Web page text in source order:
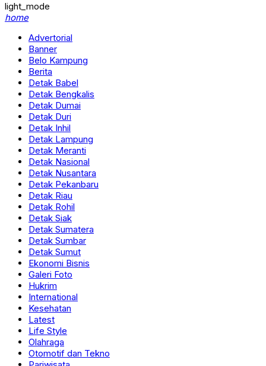
light_mode
home
Advertorial
Banner
Belo Kampung
Berita
Detak Babel
Detak Bengkalis
Detak Dumai
Detak Duri
Detak Inhil
Detak Lampung
Detak Meranti
Detak Nasional
Detak Nusantara
Detak Pekanbaru
Detak Riau
Detak Rohil
Detak Siak
Detak Sumatera
Detak Sumbar
Detak Sumut
Ekonomi Bisnis
Galeri Foto
Hukrim
International
Kesehatan
Latest
Life Style
Olahraga
Otomotif dan Tekno